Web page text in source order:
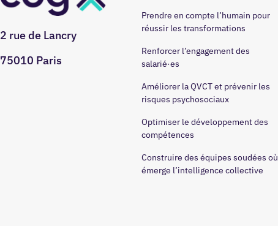
2 rue de Lancry
75010 Paris
Prendre en compte l’humain pour
réussir les transformations
Renforcer l’engagement des
salarié·es
Améliorer la QVCT et prévenir les
risques psychosociaux
Optimiser le développement des
compétences
Construire des équipes soudées où
émerge l’intelligence collective